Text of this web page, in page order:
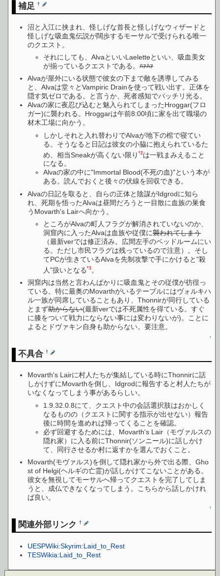
補足†
沼と入江に挟まれ、怪しげな首長と怪しげなウィザードと
怪しげな吸血鬼伝説が闊歩するモーサルで受けられる唯一
のクエスト。
それにしても、AlvaといいLaeletteといい、吸血美女
が揃っているクエストである。ﾊｧﾊｧ
Alvaが屋外にいる状態で彼女の下まで敵を誘導してみる
と、Alvaは堂々とVampiric Drainを使って戦い出す。正体を
隠す気ゼロである。と言うか、死者感知でバッチリ光る。
Alvaの家に夜忍び込むと魅入られてしまったHroggar(フロ
ガー)に襲われる。Hroggarは午前8:00頃に家を出て職場の
材木工場に向かう。
しかしそれと入れ替わりでAlvaが地下の棺で寝てい
る。そうなると日記は彼女の小脇に抱えられているた
め、相当Sneakが高くない限り*2は一戦まみえること
になる。
Alvaの家の中に"Immortal Blood(不死の血)"という本が
ある。読んでおくと後々の伏線を回収できる。
Alvaの日記を取ると、自らの正体と陰謀がIdgrodに知ら
れ、死期を悟ったAlvaは昼間だろうと一目散に血族の巣食
うMovarth's Lairへ向かう。
ところがAlvaの町人フラグが解消されていないのか、
洞窟内に入ったAlvaは血族や従僕に襲われてしまう
（最新verでは修正済み。広間左手のベッドルームにい
る。ただし市民フラグは残っているので注意）。そし
てPCが生きているAlvaを先制攻撃で手にかけると"殺
人"扱いとなる*3 。
洞窟内は当然と言わんばかりに吸血鬼とその従僕が彷徨っ
ている。特に最奥のMovarthがいるテーブルにはヴォルキハ
ル一族が同席していることもあり、Thonnirが同行している
とまず助からない(最新verでは不死属性を得ている。すぐ
に膝をついて戦力にならない事には変わりないが)。ことに
よるとドヴァキン自身も助からない。要注意。
↑
不具合†
Movarth's Lairに村人たちが集結している時にThonnirに話
しかけずにMovarthを倒し、Idgrodに報告すると村人たちが
いなくなってしまう事があるらしい。
1.9.32.0.8にて、クエスト中の会話選択肢はおかしく
なるものの（クエストに関する指示が出せない）報告
後に時間を進めれば帰ってくることを確認。
必ず回避するためには、Movarth's Lair（モヴァルスの
隠れ家）に入る前にThonnir(ソンニール)に話しかけ
て、同行させるか村に返すかを選んでおくこと。
Movarth(モヴァルス)を倒して隠れ家から外で出る際、Gho
st of Helgi(ヘルギの亡霊)が話しかけてこないことがある。
彼女を無視してモーサルへ帰ってクエストを完了してしま
うと、成仏できなくなってしまう。こちらから話しかけれ
ば良い。
↑
関連外部リンク†
UESPWiki:Skyrim:Laid_to_Rest
TESWikia:Laid_to_Rest